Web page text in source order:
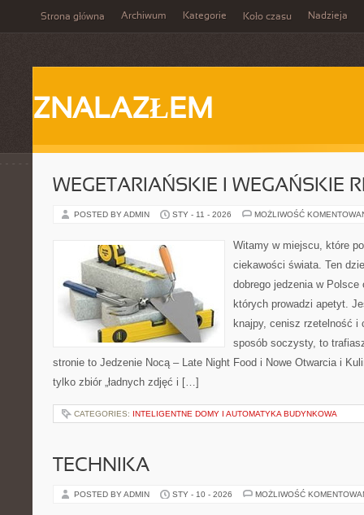
Strona główna Archiwum Kategorie Koło czasu Nadzieja
ZNALAZŁEM
WEGETARIAŃSKIE I WEGAŃSKIE
POSTED BY ADMIN STY - 11 - 2026 MOŻLIWOŚĆ
Witamy w miejscu, które
ciekawości świata. Ten
dobrego jedzenia w
których prowadzi apetyt.
knajpy, cenisz rzetelność
sposób soczysty, to
stronie to Jedzenie Nocą – Late Night Food i Nowe Otwarcia i
tylko zbiór „ładnych zdjęć i […]
CATEGORIES: INTELIGENTNE DOMY I AUTOMATYKA BUDYNKOWA
TECHNIKA
POSTED BY ADMIN STY - 10 - 2026 MOŻLIWOŚĆ